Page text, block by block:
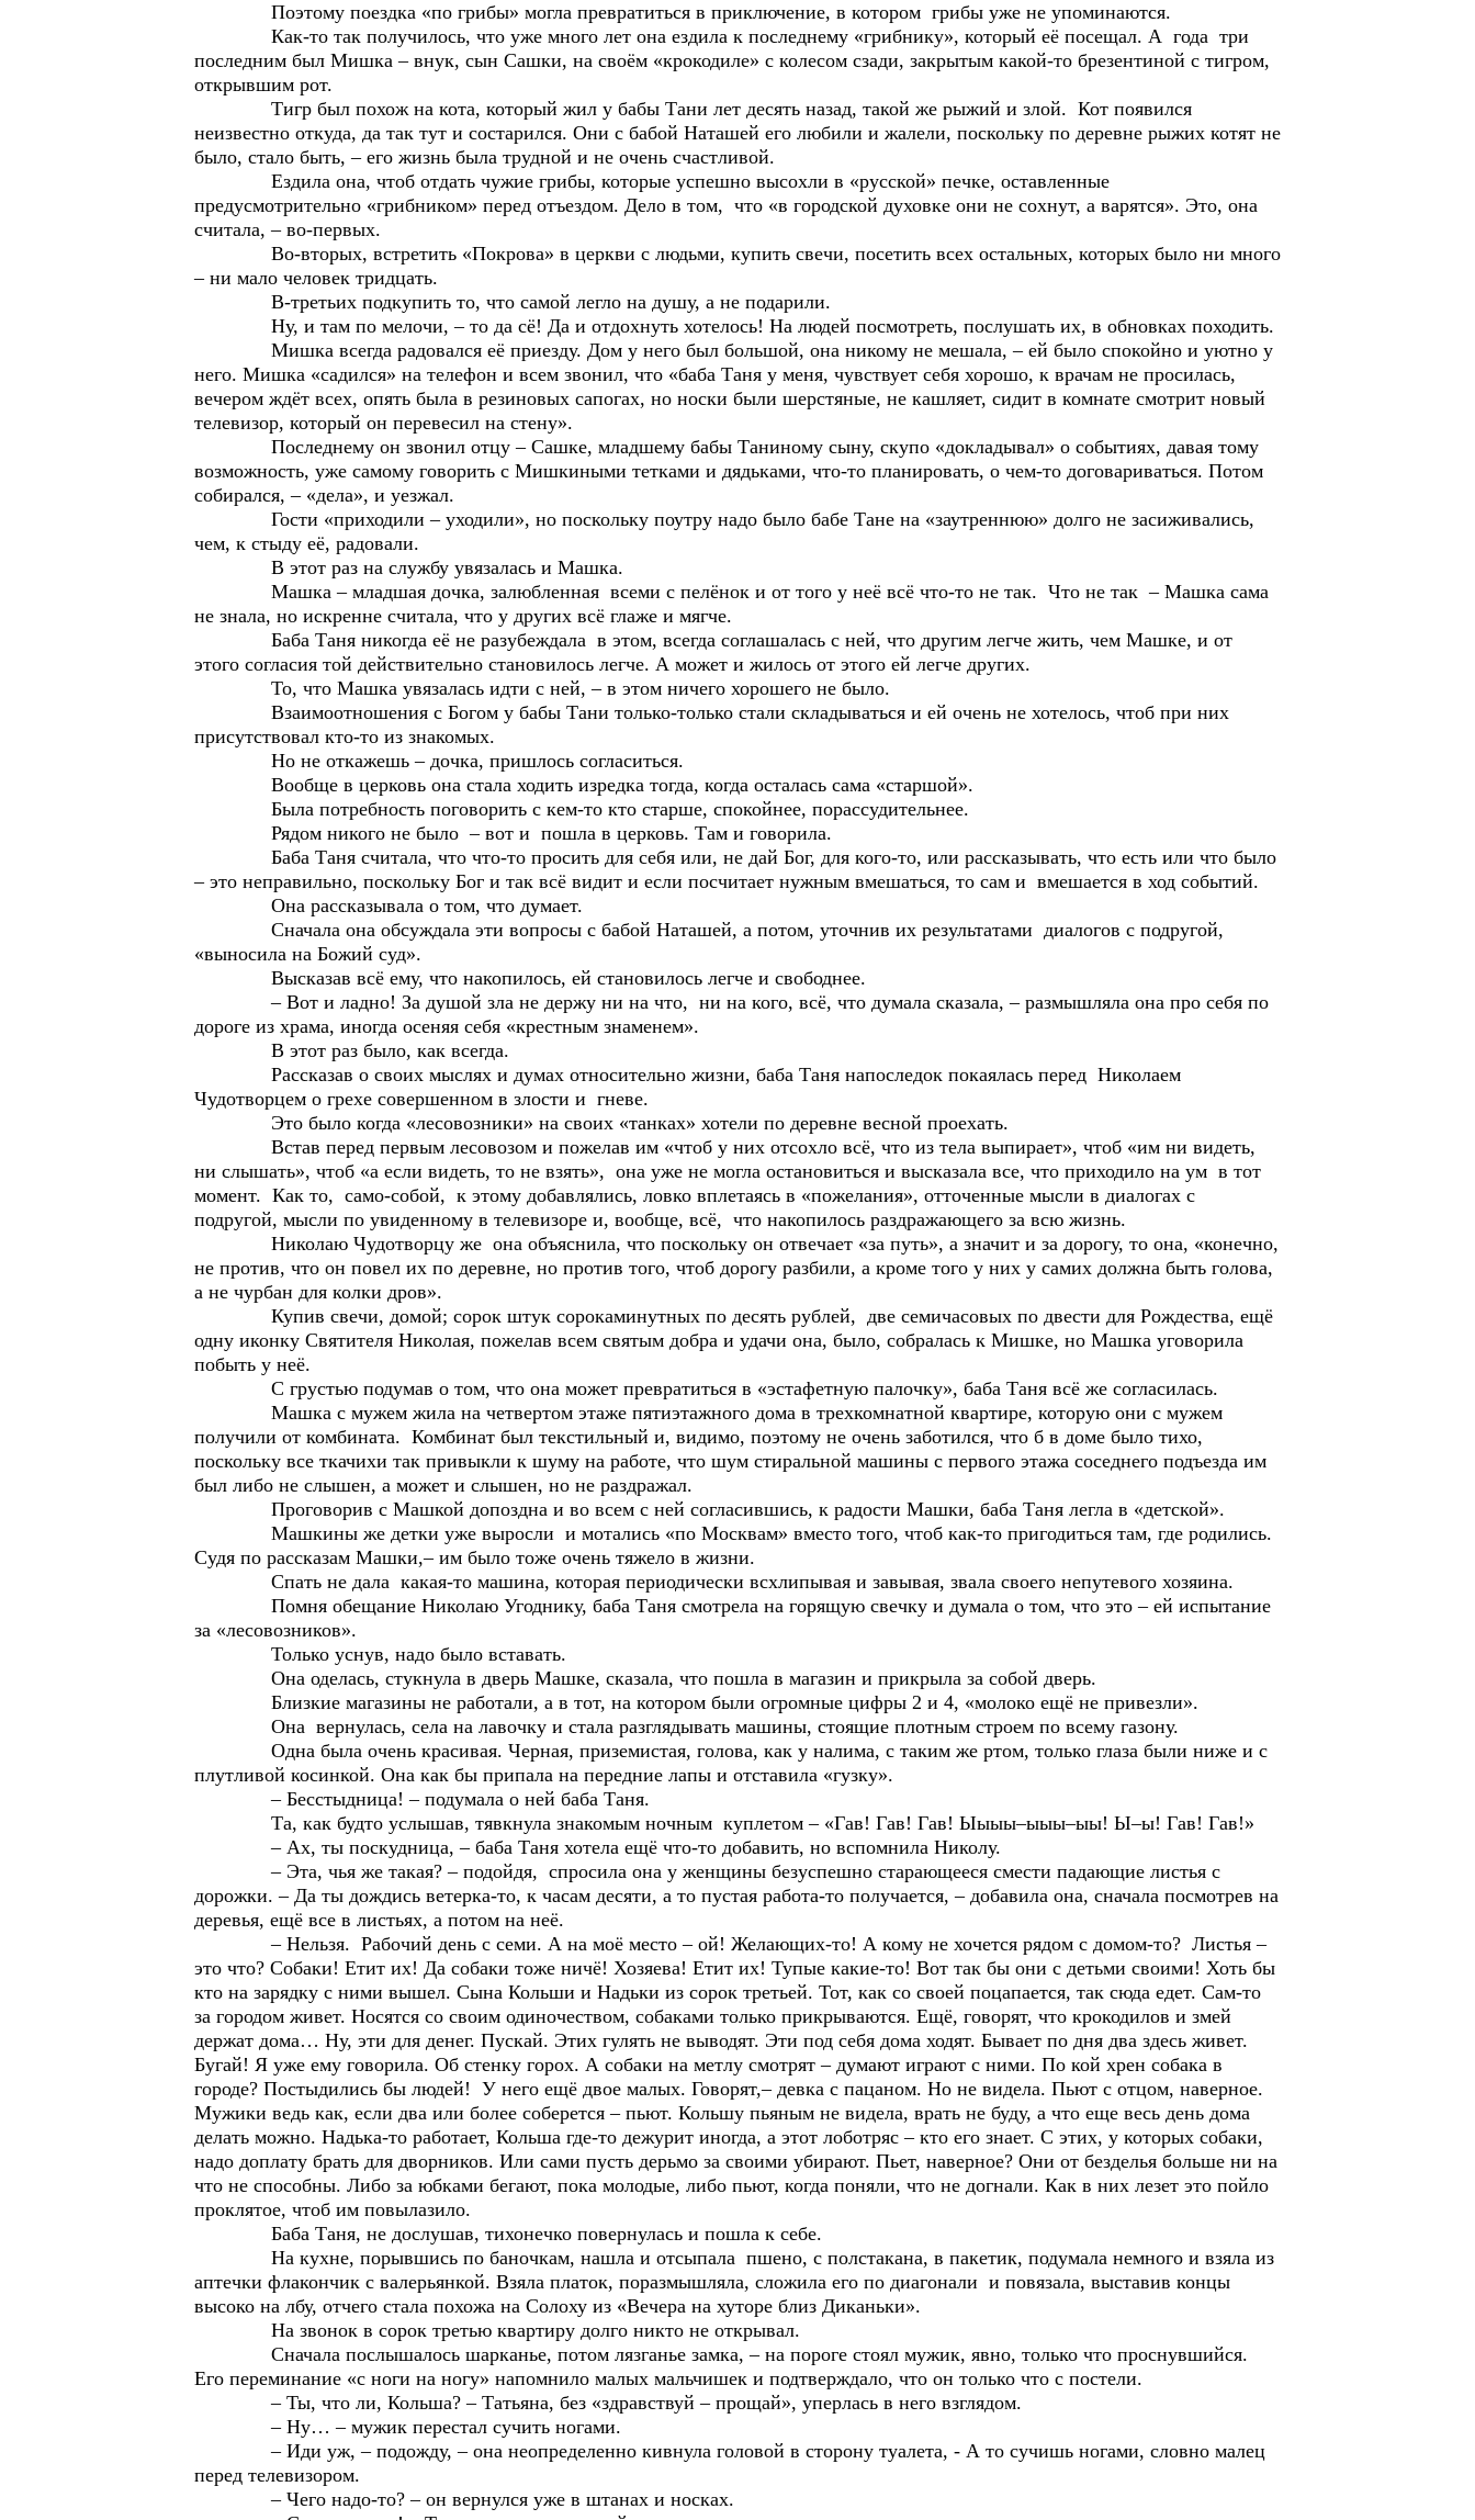
Поэтому поездка «по грибы» могла превратиться в приключение, в котором грибы уже не упоминаются.
Как-то так получилось, что уже много лет она ездила к последнему «грибнику», который её посещал. А года три
последним был Мишка – внук, сын Сашки, на своём «крокодиле» с колесом сзади, закрытым какой-то брезентиной с тигром,
открывшим рот.
Тигр был похож на кота, который жил у бабы Тани лет десять назад, такой же рыжий и злой. Кот появился
неизвестно откуда, да так тут и состарился. Они с бабой Наташей его любили и жалели, поскольку по деревне рыжих котят не
было, стало быть, – его жизнь была трудной и не очень счастливой.
Ездила она, чтоб отдать чужие грибы, которые успешно высохли в «русской» печке, оставленные
предусмотрительно «грибником» перед отъездом. Дело в том, что «в городской духовке они не сохнут, а варятся». Это, она
считала, – во-первых.
Во-вторых, встретить «Покрова» в церкви с людьми, купить свечи, посетить всех остальных, которых было ни много
– ни мало человек тридцать.
В-третьих подкупить то, что самой легло на душу, а не подарили.
Ну, и там по мелочи, – то да сё! Да и отдохнуть хотелось! На людей посмотреть, послушать их, в обновках походить.
Мишка всегда радовался её приезду. Дом у него был большой, она никому не мешала, – ей было спокойно и уютно у
него. Мишка «садился» на телефон и всем звонил, что «баба Таня у меня, чувствует себя хорошо, к врачам не просилась,
вечером ждёт всех, опять была в резиновых сапогах, но носки были шерстяные, не кашляет, сидит в комнате смотрит новый
телевизор, который он перевесил на стену».
Последнему он звонил отцу – Сашке, младшему бабы Таниному сыну, скупо «докладывал» о событиях, давая тому
возможность, уже самому говорить с Мишкиными тетками и дядьками, что-то планировать, о чем-то договариваться. Потом
собирался, – «дела», и уезжал.
Гости «приходили – уходили», но поскольку поутру надо было бабе Тане на «заутреннюю» долго не засиживались,
чем, к стыду её, радовали.
В этот раз на службу увязалась и Машка.
Машка – младшая дочка, залюбленная всеми с пелёнок и от того у неё всё что-то не так. Что не так – Машка сама
не знала, но искренне считала, что у других всё глаже и мягче.
Баба Таня никогда её не разубеждала в этом, всегда соглашалась с ней, что другим легче жить, чем Машке, и от
этого согласия той действительно становилось легче. А может и жилось от этого ей легче других.
То, что Машка увязалась идти с ней, – в этом ничего хорошего не было.
Взаимоотношения с Богом у бабы Тани только-только стали складываться и ей очень не хотелось, чтоб при них
присутствовал кто-то из знакомых.
Но не откажешь – дочка, пришлось согласиться.
Вообще в церковь она стала ходить изредка тогда, когда осталась сама «старшой».
Была потребность поговорить с кем-то кто старше, спокойнее, порассудительнее.
Рядом никого не было – вот и пошла в церковь. Там и говорила.
Баба Таня считала, что что-то просить для себя или, не дай Бог, для кого-то, или рассказывать, что есть или что было
– это неправильно, поскольку Бог и так всё видит и если посчитает нужным вмешаться, то сам и вмешается в ход событий.
Она рассказывала о том, что думает.
Сначала она обсуждала эти вопросы с бабой Наташей, а потом, уточнив их результатами диалогов с подругой,
«выносила на Божий суд».
Высказав всё ему, что накопилось, ей становилось легче и свободнее.
– Вот и ладно! За душой зла не держу ни на что, ни на кого, всё, что думала сказала, – размышляла она про себя по
дороге из храма, иногда осеняя себя «крестным знаменем».
В этот раз было, как всегда.
Рассказав о своих мыслях и думах относительно жизни, баба Таня напоследок покаялась перед Николаем
Чудотворцем о грехе совершенном в злости и гневе.
Это было когда «лесовозники» на своих «танках» хотели по деревне весной проехать.
Встав перед первым лесовозом и пожелав им «чтоб у них отсохло всё, что из тела выпирает», чтоб «им ни видеть,
ни слышать», чтоб «а если видеть, то не взять», она уже не могла остановиться и высказала все, что приходило на ум в тот
момент. Как то, само-собой, к этому добавлялись, ловко вплетаясь в «пожелания», отточенные мысли в диалогах с
подругой, мысли по увиденному в телевизоре и, вообще, всё, что накопилось раздражающего за всю жизнь.
Николаю Чудотворцу же она объяснила, что поскольку он отвечает «за путь», а значит и за дорогу, то она, «конечно,
не против, что он повел их по деревне, но против того, чтоб дорогу разбили, а кроме того у них у самих должна быть голова,
а не чурбан для колки дров».
Купив свечи, домой; сорок штук сорокаминутных по десять рублей, две семичасовых по двести для Рождества, ещё
одну иконку Святителя Николая, пожелав всем святым добра и удачи она, было, собралась к Мишке, но Машка уговорила
побыть у неё.
С грустью подумав о том, что она может превратиться в «эстафетную палочку», баба Таня всё же согласилась.
Машка с мужем жила на четвертом этаже пятиэтажного дома в трехкомнатной квартире, которую они с мужем
получили от комбината. Комбинат был текстильный и, видимо, поэтому не очень заботился, что б в доме было тихо,
поскольку все ткачихи так привыкли к шуму на работе, что шум стиральной машины с первого этажа соседнего подъезда им
был либо не слышен, а может и слышен, но не раздражал.
Проговорив с Машкой допоздна и во всем с ней согласившись, к радости Машки, баба Таня легла в «детской».
Машкины же детки уже выросли и мотались «по Москвам» вместо того, чтоб как-то пригодиться там, где родились.
Судя по рассказам Машки,– им было тоже очень тяжело в жизни.
Спать не дала какая-то машина, которая периодически всхлипывая и завывая, звала своего непутевого хозяина.
Помня обещание Николаю Угоднику, баба Таня смотрела на горящую свечку и думала о том, что это – ей испытание
за «лесовозников».
Только уснув, надо было вставать.
Она оделась, стукнула в дверь Машке, сказала, что пошла в магазин и прикрыла за собой дверь.
Близкие магазины не работали, а в тот, на котором были огромные цифры 2 и 4, «молоко ещё не привезли».
Она вернулась, села на лавочку и стала разглядывать машины, стоящие плотным строем по всему газону.
Одна была очень красивая. Черная, приземистая, голова, как у налима, с таким же ртом, только глаза были ниже и с
плутливой косинкой. Она как бы припала на передние лапы и отставила «гузку».
– Бесстыдница! – подумала о ней баба Таня.
Та, как будто услышав, тявкнула знакомым ночным куплетом – «Гав! Гав! Гав! Ыыыы–ыыы–ыы! Ы–ы! Гав! Гав!»
– Ах, ты поскудница, – баба Таня хотела ещё что-то добавить, но вспомнила Николу.
– Эта, чья же такая? – подойдя, спросила она у женщины безуспешно старающееся смести падающие листья с
дорожки. – Да ты дождись ветерка-то, к часам десяти, а то пустая работа-то получается, – добавила она, сначала посмотрев на
деревья, ещё все в листьях, а потом на неё.
– Нельзя. Рабочий день с семи. А на моё место – ой! Желающих-то! А кому не хочется рядом с домом-то? Листья –
это что? Собаки! Етит их! Да собаки тоже ничё! Хозяева! Етит их! Тупые какие-то! Вот так бы они с детьми своими! Хоть бы
кто на зарядку с ними вышел. Сына Кольши и Надьки из сорок третьей. Тот, как со своей поцапается, так сюда едет. Сам-то
за городом живет. Носятся со своим одиночеством, собаками только прикрываются. Ещё, говорят, что крокодилов и змей
держат дома… Ну, эти для денег. Пускай. Этих гулять не выводят. Эти под себя дома ходят. Бывает по дня два здесь живет.
Бугай! Я уже ему говорила. Об стенку горох. А собаки на метлу смотрят – думают играют с ними. По кой хрен собака в
городе? Постыдились бы людей! У него ещё двое малых. Говорят,– девка с пацаном. Но не видела. Пьют с отцом, наверное.
Мужики ведь как, если два или более соберется – пьют. Кольшу пьяным не видела, врать не буду, а что еще весь день дома
делать можно. Надька-то работает, Кольша где-то дежурит иногда, а этот лоботряс – кто его знает. С этих, у которых собаки,
надо доплату брать для дворников. Или сами пусть дерьмо за своими убирают. Пьет, наверное? Они от безделья больше ни на
что не способны. Либо за юбками бегают, пока молодые, либо пьют, когда поняли, что не догнали. Как в них лезет это пойло
проклятое, чтоб им повылазило.
Баба Таня, не дослушав, тихонечко повернулась и пошла к себе.
На кухне, порывшись по баночкам, нашла и отсыпала пшено, с полстакана, в пакетик, подумала немного и взяла из
аптечки флакончик с валерьянкой. Взяла платок, поразмышляла, сложила его по диагонали и повязала, выставив концы
высоко на лбу, отчего стала похожа на Солоху из «Вечера на хуторе близ Диканьки».
На звонок в сорок третью квартиру долго никто не открывал.
Сначала послышалось шарканье, потом лязганье замка, – на пороге стоял мужик, явно, только что проснувшийся.
Его переминание «с ноги на ногу» напомнило малых мальчишек и подтверждало, что он только что с постели.
– Ты, что ли, Кольша? – Татьяна, без «здравствуй – прощай», уперлась в него взглядом.
– Ну… – мужик перестал сучить ногами.
– Иди уж, – подожду, – она неопределенно кивнула головой в сторону туалета, - А то сучишь ногами, словно малец
перед телевизором.
– Чего надо-то? – он вернулся уже в штанах и носках.